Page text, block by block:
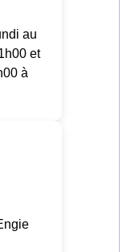
au
et
à